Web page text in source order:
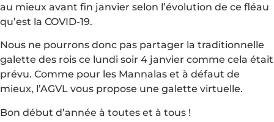
au mieux avant fin janvier selon l’évolution de ce fléau
qu’est la COVID-19.
Nous ne pourrons donc pas partager la traditionnelle
galette des rois ce lundi soir 4 janvier comme cela était
prévu. Comme pour les Mannalas et à défaut de
mieux, l’AGVL vous propose une galette virtuelle.
Bon début d’année à toutes et à tous !